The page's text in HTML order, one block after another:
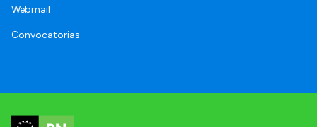
Webmail
Convocatorias